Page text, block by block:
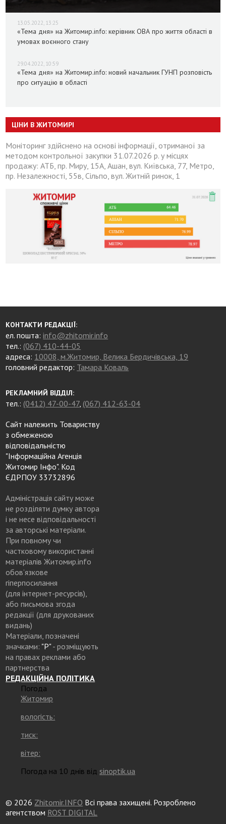
13.05.2022, 13:25
«Тема дня» на Житомир.info: керівник ОВА про життя області в
умовах воєнного стану
29.04.2022, 10:59
«Тема дня» на Житомир.info: новий начальник ГУНП розповість
про ситуацію в області
ЦІНИ В ЖИТОМИРІ
Моніторинг здійснено на основі інформації, отриманої за
методом контрольної закупки 31.07.2026 р. у місцях
продажу: АТБ, пр. Миру, 15А, Ашан, вул. Київська, 77, Метро,
пр. Незалежності, 55в, Сільпо, вул. Житній ринок, 1
КОНТАКТИ РЕДАКЦІЇ:
ел. пошта:info@zhitomir.info
тел.: (067) 410-44-05
адреса: 10008, м.Житомир, Велика Бердичівська, 19
головний редактор: Тамара Коваль
РЕКЛАМНИЙ ВІДДІЛ:
тел.: (0412) 47-00-47, (067) 412-63-04
Сайт належить Товариству
з обмеженою
відповідальністю
"Інформаційна Агенція
Житомир Інфо". Код
ЄДРПОУ 33732896
Адміністрація сайту може
не розділяти думку автора
і не несе відповідальності
за авторські матеріали.
При повному чи
частковому використанні
матеріалів Житомир.info
обов’язкове
гіперпосилання
(для інтернет-ресурсів),
або письмова згода
редакції (для друкованих
видань)
Матеріали, позначені
значками: "Р"- розміщують
на правах реклами або
партнерства
РЕДАКЦІЙНА ПОЛІТИКА
Погода
Житомир
вологість:
тиск:
вітер:
Погода на 10 днів відsinoptik.ua
© 2026 Zhitomir.INFO Всі права захищені. Розроблено
агентством ROST DIGITAL